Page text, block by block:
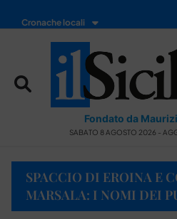
Cronache locali
Fondato da
SABATO 8 AGOSTO 2026 -
SPACCIO DI EROINA E
MARSALA: I NOMI DEI